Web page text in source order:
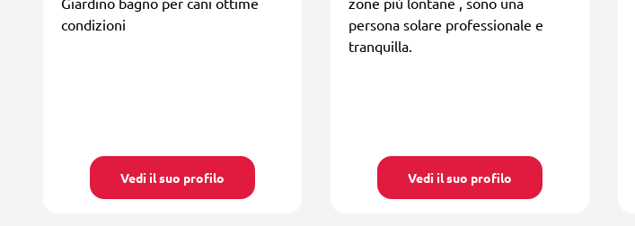
condizioni
Vedi il suo profilo
persona solare professionale e
tranquilla.
Vedi il suo profilo